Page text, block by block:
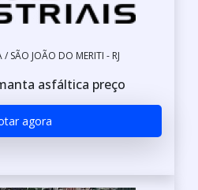
SÃO JOÃO DO MERITI - RJ
asfáltica preço
agora